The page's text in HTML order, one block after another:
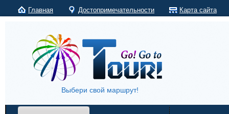
Главная Достопримечательности Карта сайта
Выбери свой маршрут!